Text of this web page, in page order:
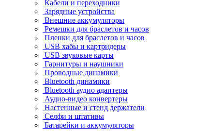
Кабели и переходники
Зарядные устройства
Внешние аккумуляторы
Ремешки для браслетов и часов
Пленки для браслетов и часов
USB хабы и картридеры
USB звуковые карты
Гарнитуры и наушники
Проводные динамики
Bluetooth динамики
Bluetooth аудио адаптеры
Аудио-видео конвертеры
Настенные и стенд держатели
Селфи и штативы
Батарейки и аккумуляторы